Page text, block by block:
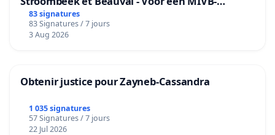
bediening van de wijken Strombeek en Het
Voor
83 signatures
83 Signatures / 7 jours
3 Aug 2026
Obtenir justice pour Zayneb-Cassandra
1 035 signatures
57 Signatures / 7 jours
22 Jul 2026